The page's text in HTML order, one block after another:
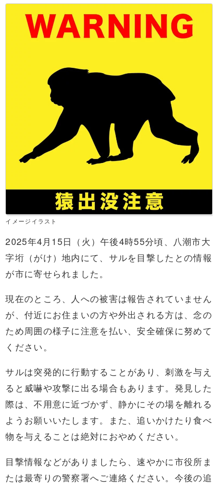
イメージイラスト
2025年4月15日（火）午後4時55分頃、八潮市大
字垳（がけ）地内にて、サルを目撃したとの情報
が市に寄せられました。
現在のところ、人への被害は報告されていません
が、付近にお住まいの方や外出される方は、念の
ため周囲の様子に注意を払い、安全確保に努めて
ください。
サルは突発的に行動することがあり、刺激を与え
ると威嚇や攻撃に出る場合もあります。発見した
際は、不用意に近づかず、静かにその場を離れる
ようお願いいたします。また、追いかけたり食べ
物を与えることは絶対におやめください。
目撃情報などがありましたら、速やかに市役所ま
たは最寄りの警察署へご連絡ください。今後の追